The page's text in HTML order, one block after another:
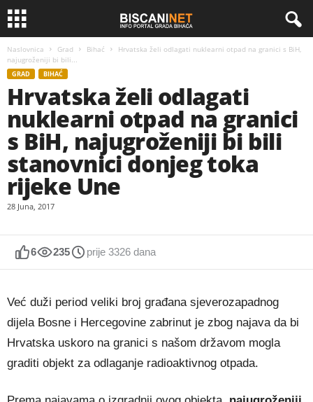
Naslovnica Grad Bihać
Hrvatska želi odlagati nuklearni otpad na granici s BiH,
najugroženiji bi bili...
GRAD BIHAĆ
Hrvatska želi odlagati
nuklearni otpad na granici
s BiH, najugroženiji bi bili
stanovnici donjeg toka
rijeke Une
28 Juna, 2017
6 235 prije 3326 dana
Već duži period veliki broj građana sjeverozapadnog
dijela Bosne i Hercegovine zabrinut je zbog najava da bi
Hrvatska uskoro na granici s našom državom mogla
graditi objekt za odlaganje radioaktivnog otpada.